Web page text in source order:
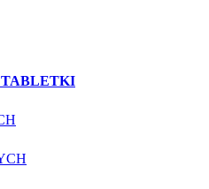
TABLETKI